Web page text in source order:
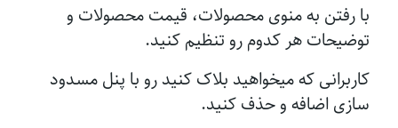
با رفتن به منوی محصولات، قیمت محصولات و
توضیحات هر کدوم رو تنظیم کنید.
کاربرانی که میخواهید بلاک کنید رو با پنل مسدود
سازی اضافه و حذف کنید.